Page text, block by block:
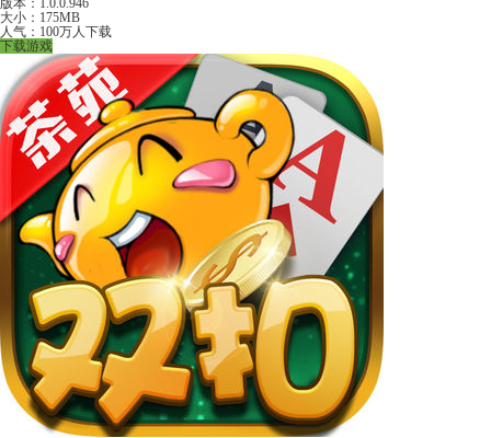
版本：1.0.0.946
大小：175MB
人气：100万人下载
下载游戏